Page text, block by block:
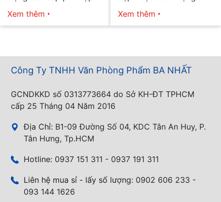
Xem thêm
Xem thêm
Công Ty TNHH Văn Phòng Phẩm BA NHẤT
GCNDKKD số 0313773664 do Sở KH-ĐT TPHCM
cấp 25 Tháng 04 Năm 2016
Địa Chỉ: B1-09 Đường Số 04, KDC Tân An Huy, P.
Tân Hưng, Tp.HCM
Hotline: 0937 151 311 - 0937 191 311
Liên hệ mua sỉ - lấy số lượng: 0902 606 233 -
093 144 1626